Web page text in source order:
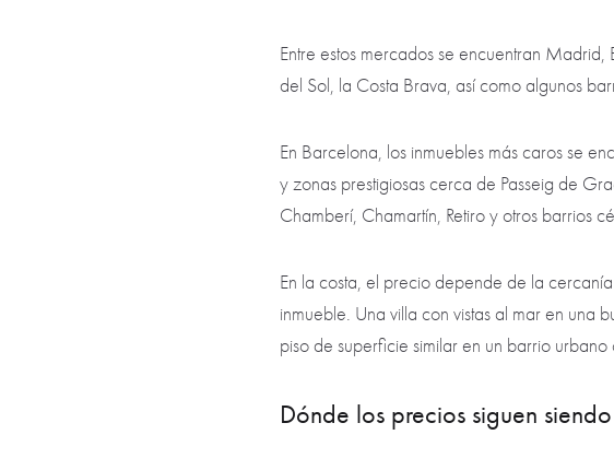
Entre estos mercados se encuentran
del Sol, la Costa Brava, así como algunos
En Barcelona, los inmuebles más caros se
y zonas prestigiosas cerca de Passeig de
Chamberí, Chamartín, Retiro y otros barrios
En la costa, el precio depende de la
inmueble. Una villa con vistas al mar en una
piso de superficie similar en un barrio urbano
Dónde los precios siguen